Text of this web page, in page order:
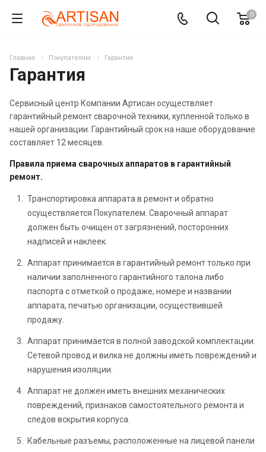
0
Главная Покупателям Гарантия
Гарантия
Сервисный центр Компании Артисан осуществляет
гарантийный ремонт сварочной техники, купленной только в
нашей организации. Гарантийный срок на наше оборудование
составляет 12 месяцев.
Правила приема сварочных аппаратов в гарантийный
ремонт.
Транспортировка аппарата в ремонт и обратно
осуществляется Покупателем. Сварочный аппарат
должен быть очищен от загрязнений, посторонних
надписей и наклеек.
Аппарат принимается в гарантийный ремонт только при
наличии заполненного гарантийного талона либо
паспорта с отметкой о продаже, номере и названии
аппарата, печатью организации, осуществившей
продажу.
Аппарат принимается в полной заводской комплектации.
Сетевой провод и вилка не должны иметь повреждений и
нарушения изоляции.
Аппарат не должен иметь внешних механических
повреждений, признаков самостоятельного ремонта и
следов вскрытия корпуса.
Кабельные разъемы, расположенные на лицевой панели